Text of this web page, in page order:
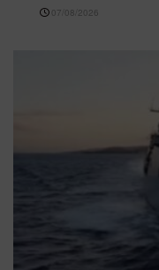
07/08/2026